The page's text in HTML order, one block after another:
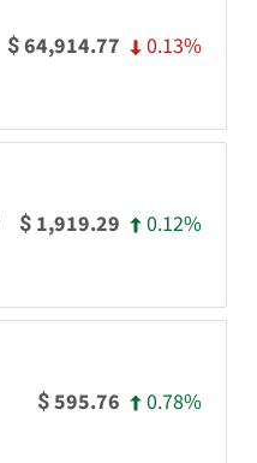
$64,914.77 0.13%
$ 1,919.29 0.12%
$595.76 0.78%